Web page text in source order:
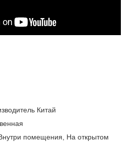
Китай
помещения, На открытом